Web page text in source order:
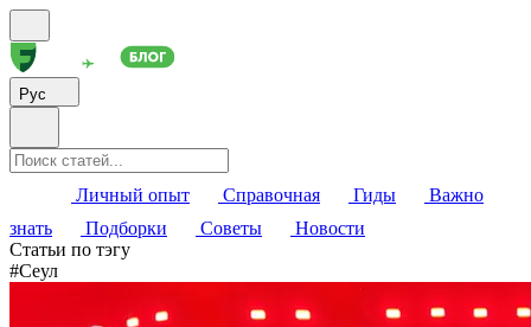
Рус
Личный опыт Справочная Гиды
Важно
знать
Подборки Советы
Новости
Статьи по тэгу
#Сеул